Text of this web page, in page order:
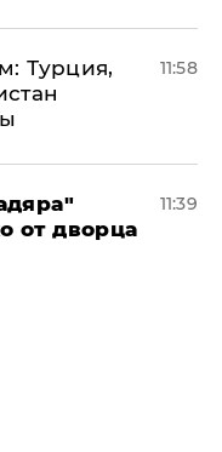
Турция,
11:58
от дворца
11:39